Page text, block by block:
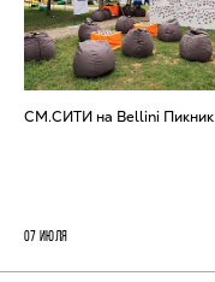
СМ.СИТИ на Bellini Пикник
07 ИЮЛЯ